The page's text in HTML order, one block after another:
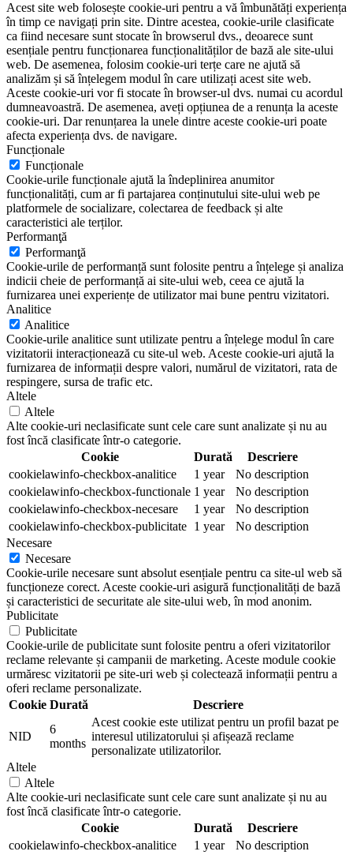
Acest site web folosește cookie-uri pentru a vă îmbunătăți experiența
în timp ce navigați prin site. Dintre acestea, cookie-urile clasificate
ca fiind necesare sunt stocate în browserul dvs., deoarece sunt
esențiale pentru funcționarea funcționalităților de bază ale site-ului
web. De asemenea, folosim cookie-uri terțe care ne ajută să
analizăm și să înțelegem modul în care utilizați acest site web.
Aceste cookie-uri vor fi stocate în browser-ul dvs. numai cu acordul
dumneavoastră. De asemenea, aveți opțiunea de a renunța la aceste
cookie-uri. Dar renunțarea la unele dintre aceste cookie-uri poate
afecta experiența dvs. de navigare.
Funcționale
Funcționale
Cookie-urile funcționale ajută la îndeplinirea anumitor
funcționalități, cum ar fi partajarea conținutului site-ului web pe
platformele de socializare, colectarea de feedback și alte
caracteristici ale terților.
Performanţă
Performanţă
Cookie-urile de performanță sunt folosite pentru a înțelege și analiza
indicii cheie de performanță ai site-ului web, ceea ce ajută la
furnizarea unei experiențe de utilizator mai bune pentru vizitatori.
Analitice
Analitice
Cookie-urile analitice sunt utilizate pentru a înțelege modul în care
vizitatorii interacționează cu site-ul web. Aceste cookie-uri ajută la
furnizarea de informații despre valori, numărul de vizitatori, rata de
respingere, sursa de trafic etc.
Altele
Altele
Alte cookie-uri neclasificate sunt cele care sunt analizate și nu au
fost încă clasificate într-o categorie.
Cookie
Durată
Descriere
cookielawinfo-checkbox-analitice
1 year
No description
cookielawinfo-checkbox-functionale 1 year
No description
cookielawinfo-checkbox-necesare
1 year
No description
cookielawinfo-checkbox-publicitate 1 year
No description
Necesare
Necesare
Cookie-urile necesare sunt absolut esențiale pentru ca site-ul web să
funcționeze corect. Aceste cookie-uri asigură funcționalități de bază
și caracteristici de securitate ale site-ului web, în mod anonim.
Publicitate
Publicitate
Cookie-urile de publicitate sunt folosite pentru a oferi vizitatorilor
reclame relevante și campanii de marketing. Aceste module cookie
urmăresc vizitatorii pe site-uri web și colectează informații pentru a
oferi reclame personalizate.
Cookie Durată Descriere
NID
6
months
Acest cookie este utilizat pentru un profil bazat pe
interesul utilizatorului și afișează reclame
personalizate utilizatorilor.
Altele
Altele
Alte cookie-uri neclasificate sunt cele care sunt analizate și nu au
fost încă clasificate într-o categorie.
Cookie
Durată
Descriere
cookielawinfo-checkbox-analitice
1 year
No description